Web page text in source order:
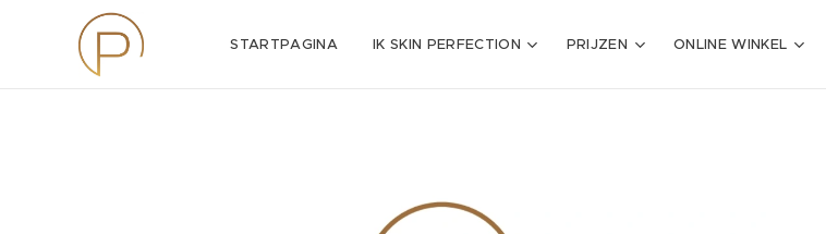
STARTPAGINA IK SKIN PERFECTION PRIJZEN ONLINE WINKEL